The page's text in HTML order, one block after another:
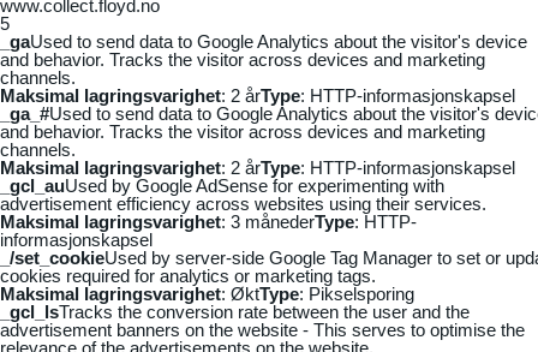
www.collect.floyd.no
5
_gaUsed to send data to Google Analytics about the visitor's device
and behavior. Tracks the visitor across devices and marketing
channels.
Maksimal lagringsvarighet: 2 årType: HTTP-informasjonskapsel
_ga_#Used to send data to Google Analytics about the visitor's
and behavior. Tracks the visitor across devices and marketing
channels.
Maksimal lagringsvarighet: 2 årType: HTTP-informasjonskapsel
_gcl_auUsed by Google AdSense for experimenting with
advertisement efficiency across websites using their services.
Maksimal lagringsvarighet: 3 månederType: HTTP-
informasjonskapsel
_/set_cookieUsed by server-side Google Tag Manager to set or
cookies required for analytics or marketing tags.
Maksimal lagringsvarighet: ØktType: Pikselsporing
_gcl_lsTracks the conversion rate between the user and the
advertisement banners on the website - This serves to optimise the
relevance of the advertisements on the website.